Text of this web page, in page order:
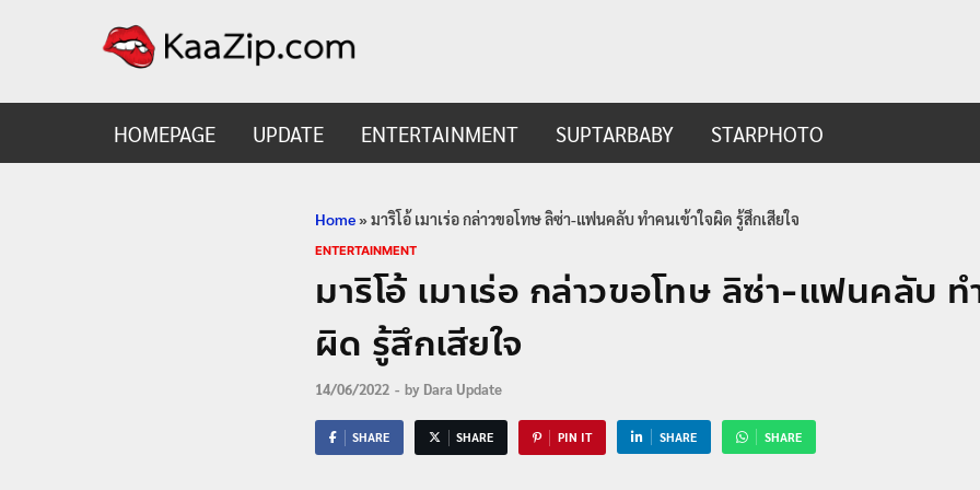
HOMEPAGE UPDATE ENTERTAINMENT SUPTARBABY STARPHOTO
Home»มาริโอ้ เมาเร่อ กล่าวขอโทษ ลิซ่า-แฟนคลับ ทำคนเข้าใจผิด รู้สึกเสียใจ
ENTERTAINMENT
มาริโอ้ เมาเร่อ กล่าวขอโทษ ลิซ่า-แฟนคลับ ท
ผิด รู้สึกเสียใจ
14/06/2022 - by Dara Update
SHARE SHARE PIN IT SHARE SHARE